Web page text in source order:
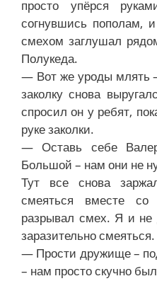
просто упёрся
согнувшись пополам,
смехом заглушал
Полукеда.
— Вот же уроды млять
заколку снова
спросил он у ребят,
руке заколки.
— Оставь себе
Большой – нам они не
Тут все снова
смеяться вместе со
разрывал смех. Я и не
заразительно смеяться.
— Прости дружище –
– нам просто скучно